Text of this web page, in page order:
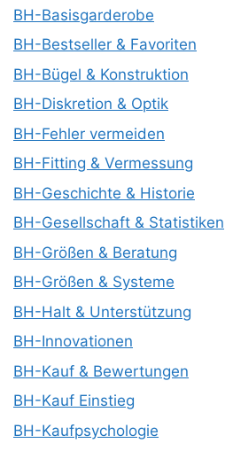
BH-Basisgarderobe
BH-Bestseller & Favoriten
BH-Bügel & Konstruktion
BH-Diskretion & Optik
BH-Fehler vermeiden
BH-Fitting & Vermessung
BH-Geschichte & Historie
BH-Gesellschaft & Statistiken
BH-Größen & Beratung
BH-Größen & Systeme
BH-Halt & Unterstützung
BH-Innovationen
BH-Kauf & Bewertungen
BH-Kauf Einstieg
BH-Kaufpsychologie